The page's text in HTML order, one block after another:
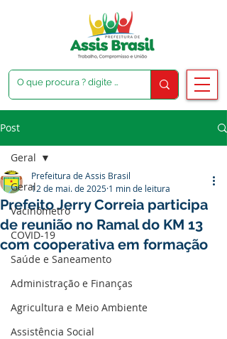
Post
Geral
Vacinômetro
COVID-19
Saúde e Saneamento
Administração e Finanças
Agricultura e Meio Ambiente
Assistência Social
Geral
Prefeito Jerry Correia participa
de reunião no Ramal do KM 13
com cooperativa em formação
Prefeitura de Assis Brasil
12 de mai. de 2025 1 min de leitura